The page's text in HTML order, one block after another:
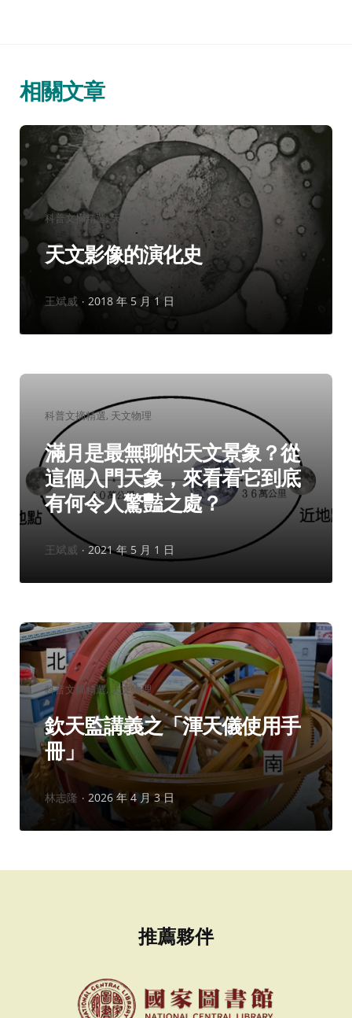
相關文章
分
類：
科普文摘精選 天文物理
天文影像的演化史
作
王斌威 2018 年 5 月 1 日
分
類：
科普文摘精選 天文物理
滿月是最無聊的天文景象？從
這個入門天象，來看看它到底
有何令人驚豔之處？
作
王斌威 2021 年 5 月 1 日
分
類：
科普文摘精選 天文物理
欽天監講義之「渾天儀使用手
冊」
作
林志隆 2026 年 4 月 3 日
推薦夥伴